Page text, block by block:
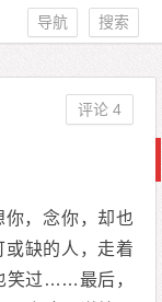
搜索
导航
你，念你，却也
缺的人，走着
笑过……最后，
评论 4